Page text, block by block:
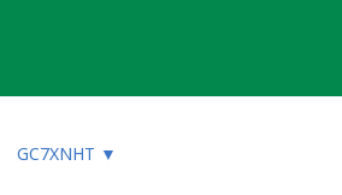
GC7XNHT ▼